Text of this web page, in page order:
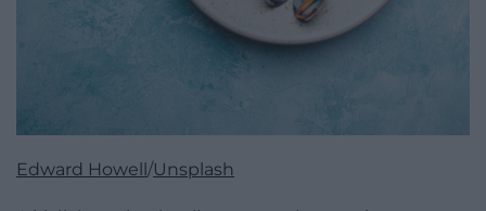
Edward Howell/Unsplash